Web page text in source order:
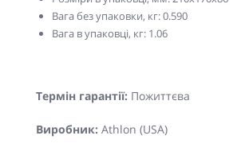
Вага без упаковки, кг: 0.590
Вага в упаковці, кг: 1.06
Термін гарантії: Пожиттєва
Виробник: Athlon (USA)